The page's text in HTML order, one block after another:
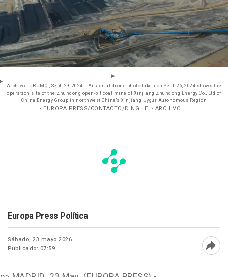
Archivo - URUMQI, Sept. 29, 2024 -- An aerial drone photo taken on Sept. 26, 2024 shows the
operation site of the Zhundong open-pit coal mine of Xinjiang Zhundong Energy Co., Ltd of
China Energy Group in northwest China's Xinjiang Uygur Autonomous Region
- EUROPA PRESS/CONTACTO/DING LEI - ARCHIVO
Europa Press Política
Sábado, 23 mayo 2026
Publicado: 07:59